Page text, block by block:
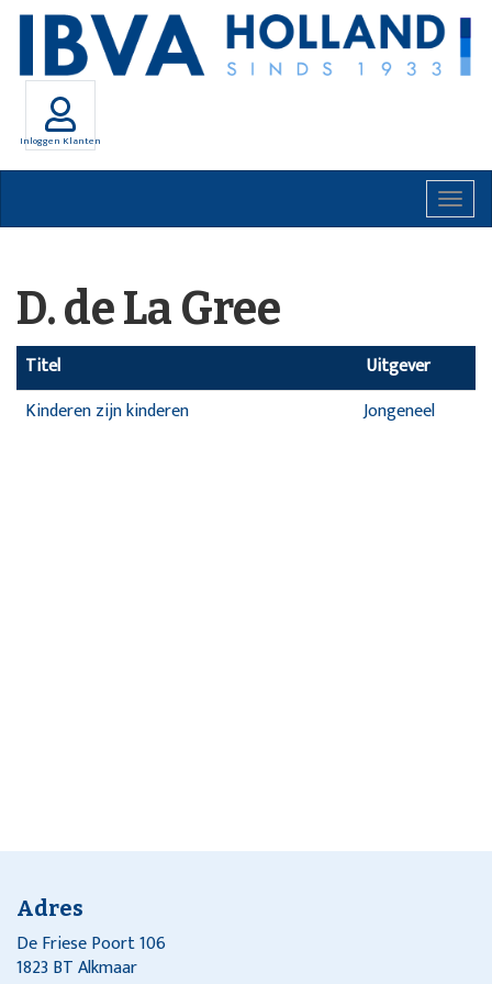
Inloggen Klanten
D. de La Gree
Titel
Uitgever
Kinderen zijn kinderen
Jongeneel
Adres
De Friese Poort 106
1823 BT Alkmaar